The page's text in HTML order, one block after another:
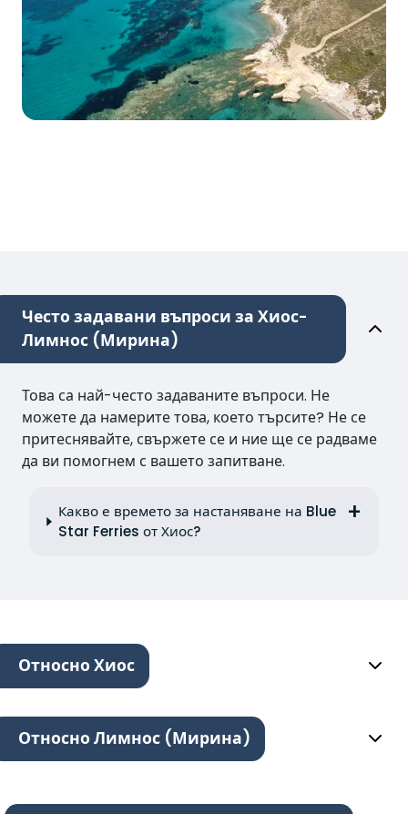
Често задавани въпроси за Хиос-
Лимнос (Мирина)
Това са най-често задаваните въпроси. Не
можете да намерите това, което търсите? Не се
притеснявайте, свържете се и ние ще се радваме
да ви помогнем с вашето запитване.
Какво е времето за настаняване на Blue
Star Ferries от Хиос?
Относно Хиос
Относно Лимнос (Мирина)